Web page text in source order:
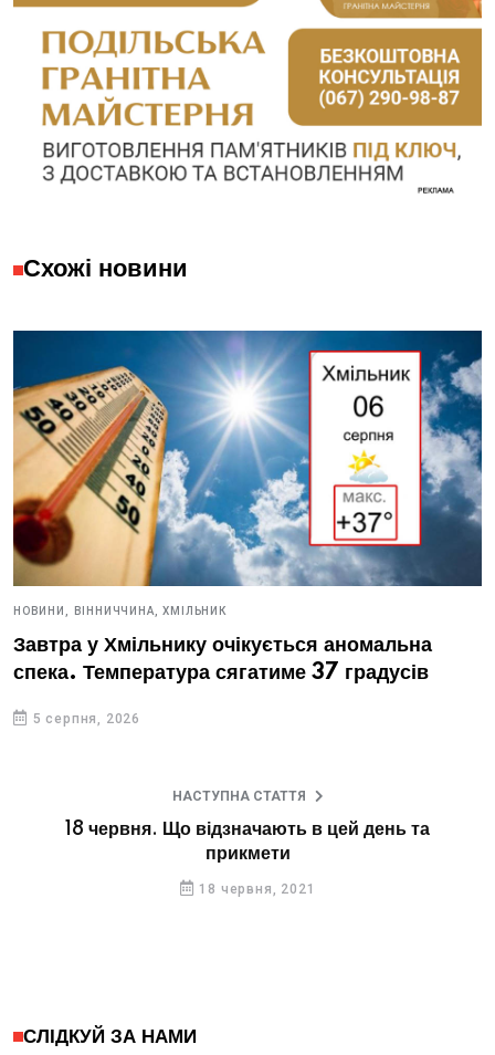
Схожі новини
НОВИНИ, ВІННИЧЧИНА, ХМІЛЬНИК
Завтра у Хмільнику очікується аномальна
спека. Температура сягатиме 37 градусів
5 серпня, 2026
НАСТУПНА СТАТТЯ
18 червня. Що відзначають в цей день та
прикмети
18 червня, 2021
СЛІДКУЙ ЗА НАМИ